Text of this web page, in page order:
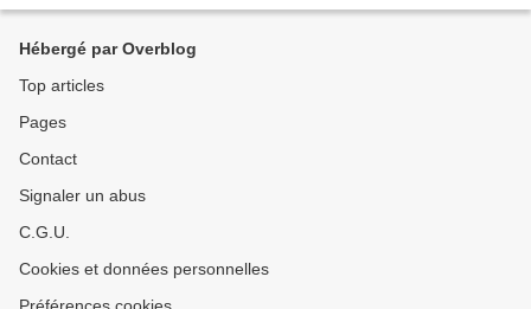
Hébergé par Overblog
Top articles
Pages
Contact
Signaler un abus
C.G.U.
Cookies et données personnelles